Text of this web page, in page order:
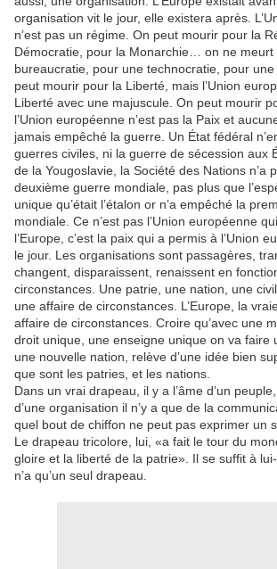
organisation vit le jour, elle existera après.
n’est pas un régime. On peut mourir pour la
Démocratie, pour la Monarchie… on ne meurt
bureaucratie, pour une technocratie, pour
peut mourir pour la Liberté, mais l’Union
Liberté avec une majuscule. On peut mourir
l’Union européenne n’est pas la Paix et
jamais empêché la guerre. Un État fédéral
guerres civiles, ni la guerre de sécession aux
de la Yougoslavie, la Société des Nations n’a
deuxième guerre mondiale, pas plus que
unique qu’était l’étalon or n’a empêché la
mondiale. Ce n’est pas l’Union européenne
l’Europe, c’est la paix qui a permis à l’Union
le jour. Les organisations sont passagères,
changent, disparaissent, renaissent en
circonstances. Une patrie, une nation, une
une affaire de circonstances. L’Europe, la
affaire de circonstances. Croire qu’avec une
droit unique, une enseigne unique on va faire
une nouvelle nation, relève d’une idée bien
que sont les patries, et les nations.
Dans un vrai drapeau, il y a l’âme d’un
d’une organisation il n’y a que de la
quel bout de chiffon ne peut pas exprimer un
Le drapeau tricolore, lui, «a fait le tour du
gloire et la liberté de la patrie». Il se suffit à
n’a qu’un seul drapeau.